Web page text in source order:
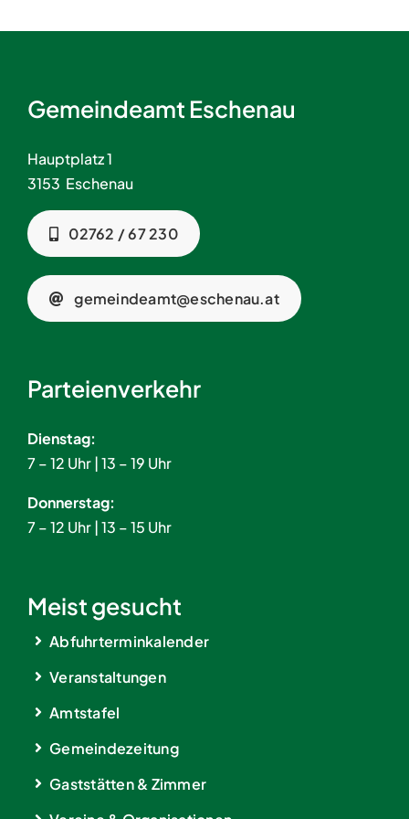
Gemeindeamt Eschenau
Hauptplatz 1
3153 Eschenau
02762 / 67 230
gemeindeamt@eschenau.at
Parteienverkehr
Dienstag:
7 – 12 Uhr | 13 – 19 Uhr
Donnerstag:
7 – 12 Uhr | 13 – 15 Uhr
Meist gesucht
Abfuhrterminkalender
Veranstaltungen
Amtstafel
Gemeindezeitung
Gaststätten & Zimmer